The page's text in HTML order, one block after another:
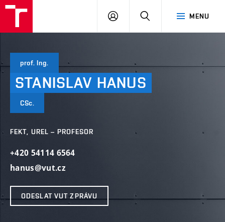
MENU
PŘIHLÁSIT
prof. Ing.
STANISLAV HANUS
CSc.
FEKT, UREL – PROFESOR
+420 54114 6564
hanus@vut.cz
ODESLAT VUT ZPRÁVU